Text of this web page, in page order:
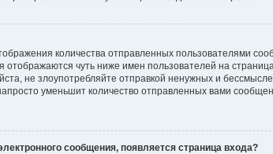
количества отправленных пользователями
чуть ниже имен пользователей на
не злоупотребляйте отправкой ненужных и
уменьшит количество отправленных вами
сообщения, появляется страница входа?